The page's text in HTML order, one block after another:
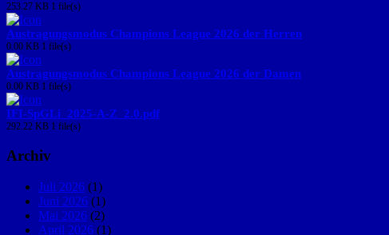
253.27 KB 1 file(s)
Austragungsmodus Champions League 2026 der Herren
0.00 KB 1 file(s)
Austragungsmodus Champions League 2026 der Damen
0.00 KB 1 file(s)
IFI-SpGLi_2025-A-Z_2.0.pdf
292.22 KB 1 file(s)
Archiv
Juli 2026 (1)
Juni 2026 (1)
Mai 2026 (2)
April 2026 (1)